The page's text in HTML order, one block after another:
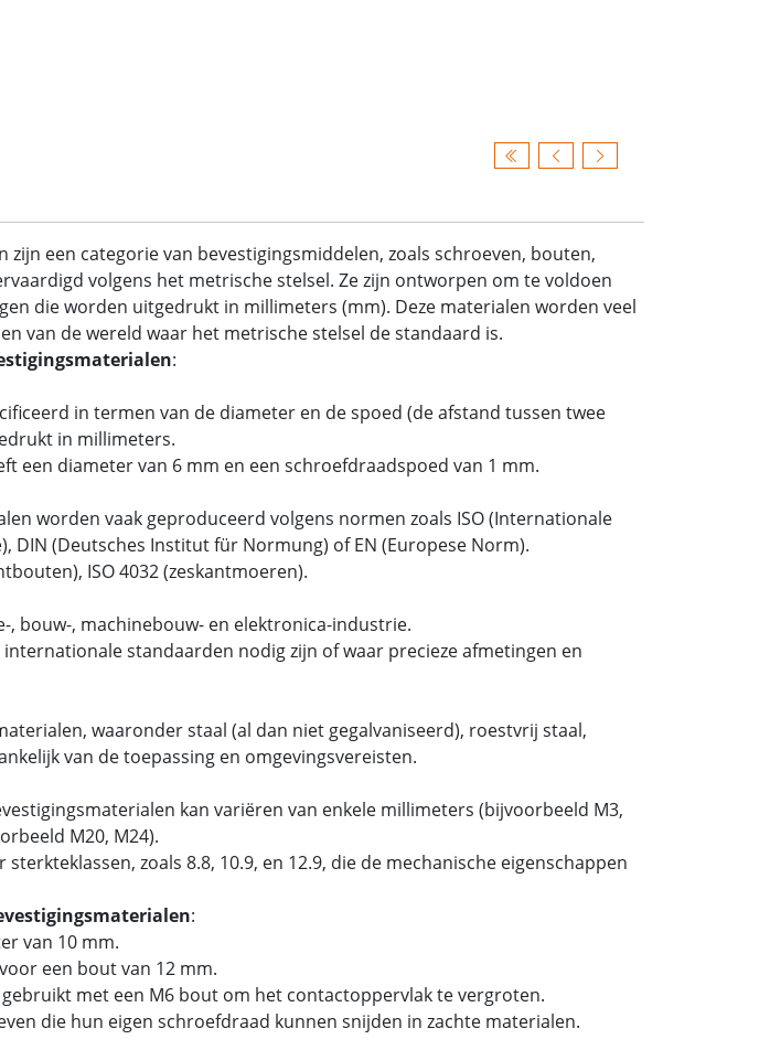
een categorie van bevestigingsmiddelen, zoals schroeven, bouten,
volgens het metrische stelsel. Ze zijn ontworpen om te voldoen
die worden uitgedrukt in millimeters (mm). Deze materialen worden veel
van de wereld waar het metrische stelsel de standaard is.
:
in termen van de diameter en de spoed (de afstand tussen twee
in millimeters.
een diameter van 6 mm en een schroefdraadspoed van 1 mm.
worden vaak geproduceerd volgens normen zoals ISO (Internationale
DIN (Deutsches Institut für Normung) of EN (Europese Norm).
ISO 4032 (zeskantmoeren).
, bouw-, machinebouw- en elektronica-industrie.
standaarden nodig zijn of waar precieze afmetingen en
waaronder staal (al dan niet gegalvaniseerd), roestvrij staal,
van de toepassing en omgevingsvereisten.
kan variëren van enkele millimeters (bijvoorbeeld M3,
M20, M24).
zoals 8.8, 10.9, en 12.9, die de mechanische eigenschappen
:
van 10 mm.
een bout van 12 mm.
met een M6 bout om het contactoppervlak te vergroten.
die hun eigen schroefdraad kunnen snijden in zachte materialen.